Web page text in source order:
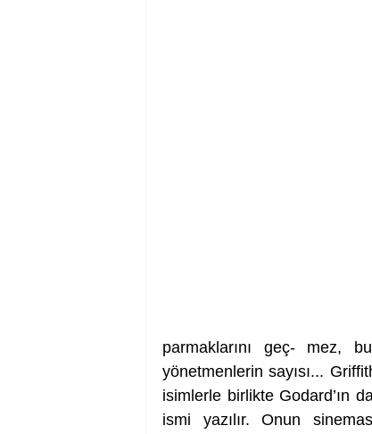
parmaklarını geç- mez,
yönetmenlerin sayısı...
isimlerle birlikte Godard’ın
ismi yazılır. Onun